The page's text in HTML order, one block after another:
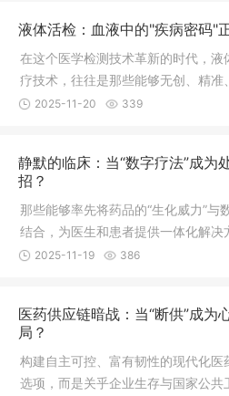
液体活检：血液中的"疾病密码"
在这个医学检测技术革新的时代，
疗技术，往往是那些能够无创、精准
每一次技术进步，都在为人类健康管
2025-11-20 339
静默的临床：当“数字疗法”成为
招？
那些能够率先将药品的“生化威力”与
结合，为医生和患者提供一体化解决
药公司”，而是进化为全新的 “健康
2025-11-19 386
医药供应链暗战：当“断供”成为
局？
构建自主可控、富有韧性的现代化
选项，而是关乎企业生存与国家公